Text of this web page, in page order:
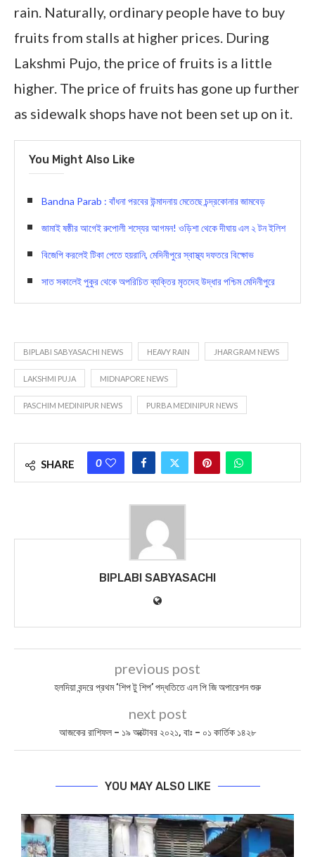
rain. Naturally, ordinary people have to buy
fruits from stalls at higher prices. During
Lakshmi Pujo, the price of fruits is a little
higher. The price of fruits has gone up further
as sidewalk shops have not been set up on it.
You Might Also Like
Bandna Parab : বাঁধনা পরবের উন্মাদনায় মেতেছে চন্দ্রকোনার জামবেড়
জামাই ষষ্ঠীর আগেই রুপোলী শস্যের আগমন! ওড়িশা থেকে দীঘায় এল ২ টন ইলিশ
বিজেপি করলেই টিকা পেতে হয়রানি, মেদিনীপুরে স্বাস্থ্য দফতরে বিক্ষোভ
সাত সকালেই পুকুর থেকে অপরিচিত ব্যক্তির মৃতদেহ উদ্ধার পশ্চিম মেদিনীপুরে
BIPLABI SABYASACHI NEWS HEAVY RAIN JHARGRAM NEWS
LAKSHMI PUJA MIDNAPORE NEWS
PASCHIM MEDINIPUR NEWS PURBA MEDINIPUR NEWS
SHARE 0
BIPLABI SABYASACHI
previous post
হলদিয়া বন্দরে প্রথম ‘শিপ টু শিপ’ পদ্ধতিতে এল পি জি অপারেশন শুরু
next post
আজকের রাশিফল – ১৯ অক্টোবর ২০২১, বাঃ – ০১ কার্তিক ১৪২৮
YOU MAY ALSO LIKE